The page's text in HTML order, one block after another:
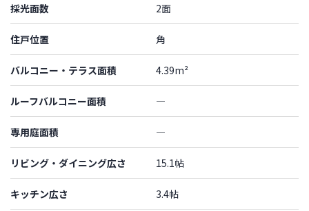
採光面数 2面
住戸位置 角
バルコニー・テラス面積 4.39m²
ルーフバルコニー面積 ―
専用庭面積 ―
リビング・ダイニング広さ 15.1帖
キッチン広さ 3.4帖